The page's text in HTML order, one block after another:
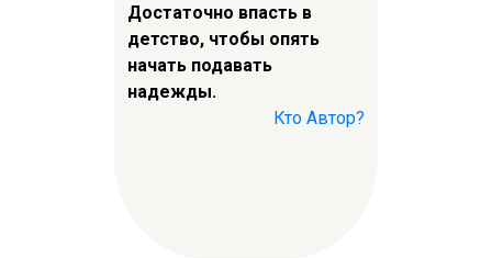
Достаточно впасть в
детство, чтобы опять
начать подавать
надежды.
Кто Автор?